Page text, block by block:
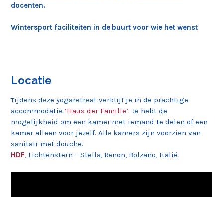
docenten.
Wintersport faciliteiten in de buurt voor wie het wenst
Locatie
Tijdens deze yogaretreat verblijf je in de prachtige
accommodatie ‘Haus der Familie’. Je hebt de
mogelijkheid om een kamer met iemand te delen of een
kamer alleen voor jezelf. Alle kamers zijn voorzien van
sanitair met douche.
HDF, Lichtenstern – Stella, Renon, Bolzano, Italië